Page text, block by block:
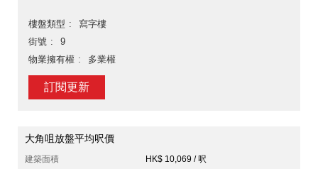
樓盤類型
寫字樓
街號
9
物業擁有權
多業權
訂閱更新
大角咀放盤平均呎價
建築面積
HK$ 10,069 / 呎